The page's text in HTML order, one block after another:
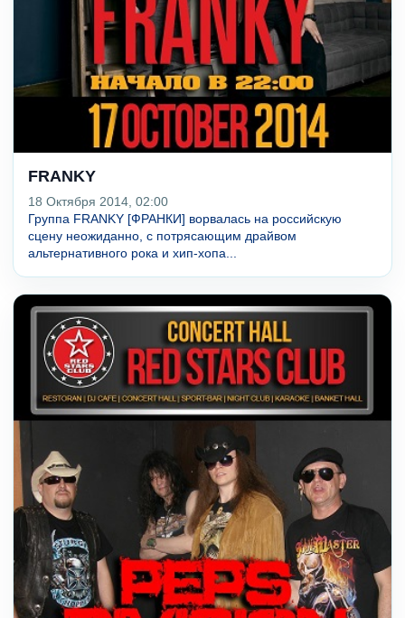
FRANKY
18 Октября 2014, 02:00
Группа FRANKY [ФРАНКИ] ворвалась на российскую
сцену неожиданно, с потрясающим драйвом
альтернативного рока и хип-хопа...